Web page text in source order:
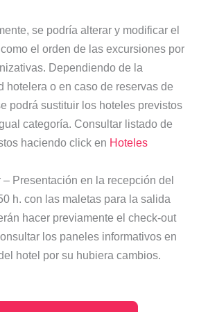
se podría alterar y modificar el
el orden de las excursiones por
Dependiendo de la
hotelera o en caso de reservas de
podrá sustituir los hoteles previstos
categoría. Consultar listado de
haciendo click en Hoteles
– Presentación en la recepción del
h. con las maletas para la salida
hacer previamente el check-out
los paneles informativos en
hotel por su hubiera cambios.